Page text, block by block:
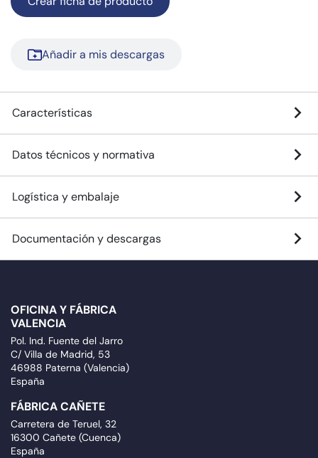
Añadir a mis descargas
Características
Datos técnicos y normativa
Logística y embalaje
Documentación y descargas
OFICINA Y FÁBRICA
VALENCIA
Pol. Ind. Fuente del Jarro
C/ Villa de Madrid, 53
46988 Paterna (Valencia)
España
FÁBRICA CAÑETE
Carretera de Teruel, 32
16300 Cañete (Cuenca)
España